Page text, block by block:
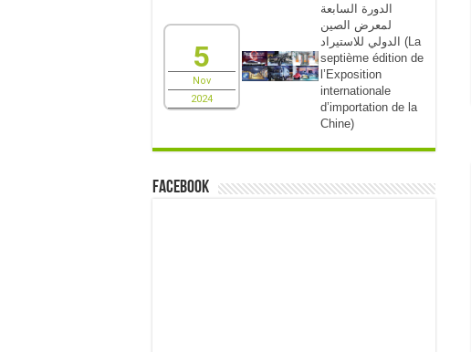
5
Nov
2024
الدورة السابعة
لمعرض الصين
الدولي للاستيراد (La
septième édition de
l’Exposition
internationale
d’importation de la
Chine)
Facebook